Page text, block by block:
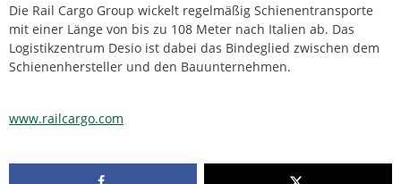
Die Rail Cargo Group wickelt regelmäßig Schienentransporte
mit einer Länge von bis zu 108 Meter nach Italien ab. Das
Logistikzentrum Desio ist dabei das Bindeglied zwischen dem
Schienenhersteller und den Bauunternehmen.
www.railcargo.com